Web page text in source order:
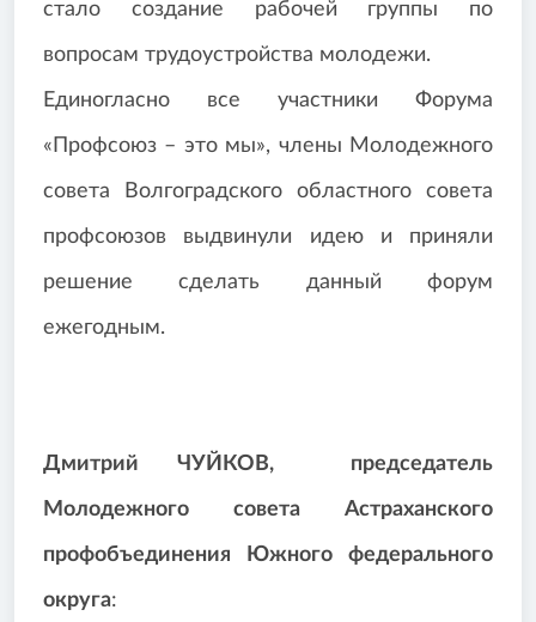
стало создание рабочей группы по
вопросам трудоустройства молодежи.
Единогласно все участники Форума
«Профсоюз – это мы», члены Молодежного
совета Волгоградского областного совета
профсоюзов выдвинули идею и приняли
решение сделать данный форум
ежегодным.
Дмитрий ЧУЙКОВ, председатель
Молодежного совета Астраханского
профобъединения Южного федерального
округа: